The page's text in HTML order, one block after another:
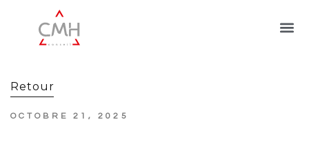
Retour
OCTOBRE 21, 2025